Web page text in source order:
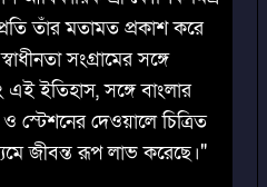
তাঁর মতামত প্রকাশ করে
সংগ্রামের সঙ্গে
ইতিহাস, সঙ্গে বাংলার
ও স্টেশনের দেওয়ালে চিত্রিত
জীবন্ত রূপ লাভ করেছে।"